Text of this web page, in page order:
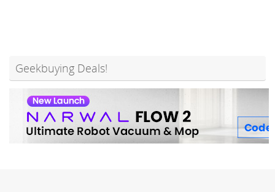
Geekbuying Deals!